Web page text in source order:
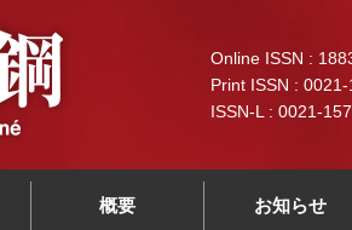
Online ISSN :
Print ISSN :
ISSN-L : 0021-
概要 お知らせ